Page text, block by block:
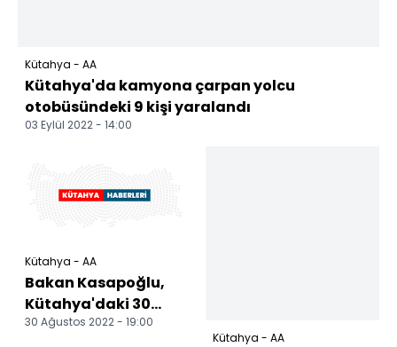
Kütahya - AA
Kütahya'da kamyona çarpan yolcu
otobüsündeki 9 kişi yaralandı
03 Eylül 2022 - 14:00
Kütahya - AA
Bakan Kasapoğlu,
Kütahya'daki 30
Ağustos Zafer
30 Ağustos 2022 - 19:00
Kütahya - AA